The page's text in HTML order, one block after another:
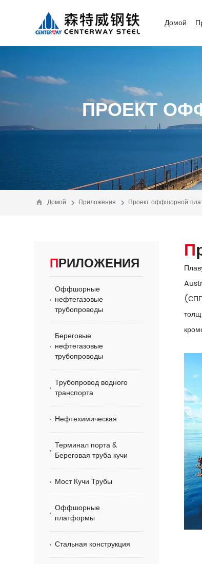
Домой
ПРОЕКТ
Домой Приложения Проект оффшорной
ПРИЛОЖЕНИЯ
Оффшорные
нефтегазовые
трубопроводы
Береговые
нефтегазовые
трубопроводы
Трубопровод водного
транспорта
Нефтехимическая
Терминал порта &
Береговая труба кучи
Мост Кучи Трубы
Оффшорные
платформы
Стальная конструкция